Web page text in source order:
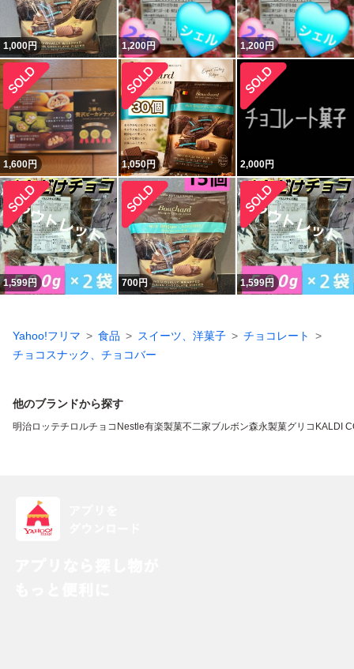
1,000円 1,200円 1,200円
1,600円 1,050円 2,000円
1,599円 700円 1,599円
Yahoo!フリマ 食品 スイーツ、洋菓子
チョコレート
チョコスナック、チョコバー
他のブランドから探す
明治ロッテチロルチョコ Nestle有楽製菓不二家ブルボン森永製菓グリコ KALDI